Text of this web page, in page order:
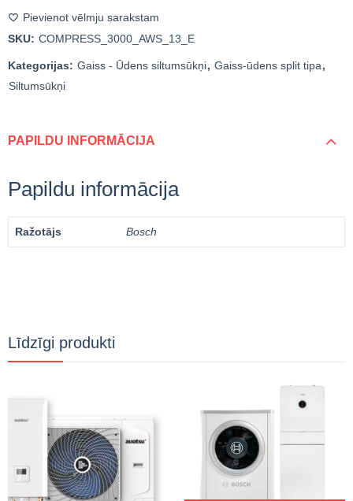
Pievienot vēlmju sarakstam
SKU: COMPRESS_3000_AWS_13_E
Kategorijas: Gaiss - Ūdens siltumsūkņi, Gaiss-ūdens split tipa,
Siltumsūkņi
PAPILDU INFORMĀCIJA
Papildu informācija
Ražotājs Bosch
Līdzīgi produkti